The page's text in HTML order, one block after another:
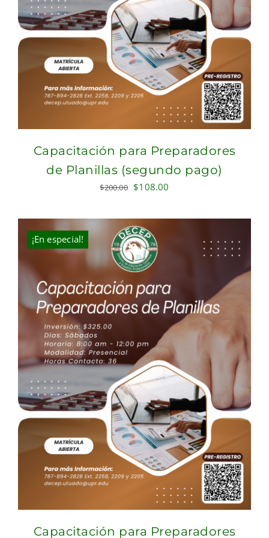
Capacitación para Preparadores
de Planillas (segundo pago)
$200.00 Original
was:
$200.00.
$108.00
is:
¡En especial!
Capacitación para Preparadores